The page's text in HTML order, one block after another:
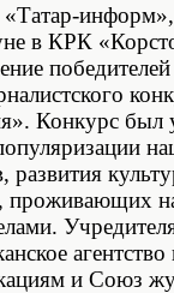
«Татар-
в КРК
победителей
Конкурс был
проживающих
и Союз